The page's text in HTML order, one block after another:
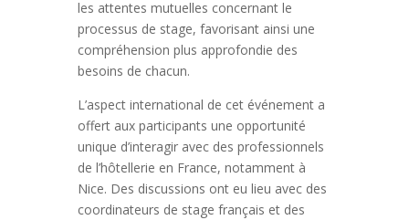
les attentes mutuelles concernant le
processus de stage, favorisant ainsi une
compréhension plus approfondie des
besoins de chacun.
L’aspect international de cet événement a
offert aux participants une opportunité
unique d’interagir avec des professionnels
de l’hôtellerie en France, notamment à
Nice. Des discussions ont eu lieu avec des
coordinateurs de stage français et des